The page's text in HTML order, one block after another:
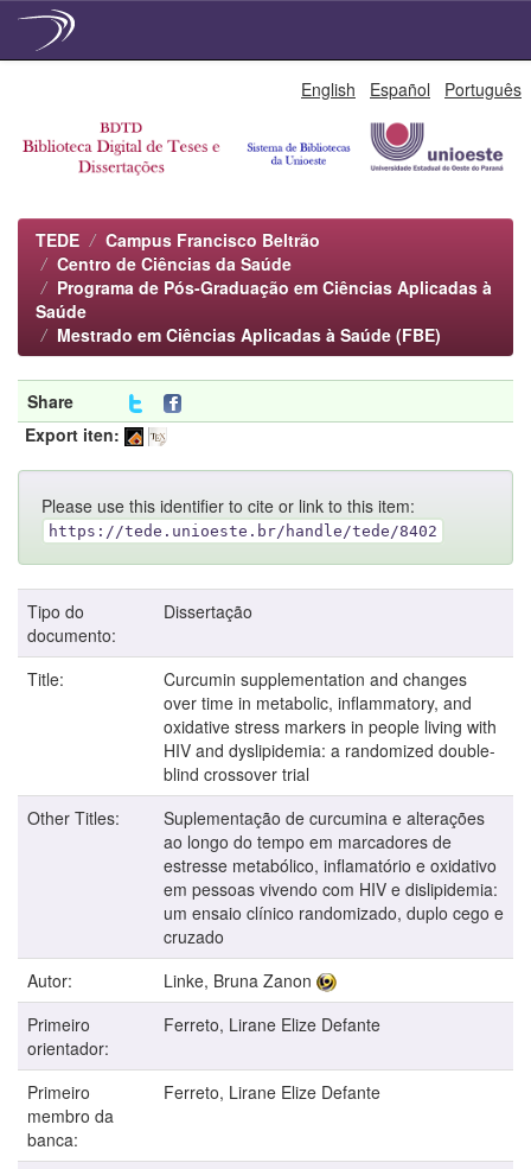
English Español Português
TEDE
Campus Francisco Beltrão
Centro de Ciências da Saúde
Programa de Pós-Graduação em Ciências Aplicadas à
Saúde
Mestrado em Ciências Aplicadas à Saúde (FBE)
Share
Export iten:
Please use this identifier to cite or link to this item:
https://tede.unioeste.br/handle/tede/8402
Tipo do
documento:
Dissertação
Title:
Curcumin supplementation and changes
over time in metabolic, inflammatory, and
oxidative stress markers in people living with
HIV and dyslipidemia: a randomized double-
blind crossover trial
Other Titles:
Suplementação de curcumina e alterações
ao longo do tempo em marcadores de
estresse metabólico, inflamatório e oxidativo
em pessoas vivendo com HIV e dislipidemia:
um ensaio clínico randomizado, duplo cego e
cruzado
Autor:
Linke, Bruna Zanon
Primeiro
orientador:
Ferreto, Lirane Elize Defante
Primeiro
membro da
banca:
Ferreto, Lirane Elize Defante